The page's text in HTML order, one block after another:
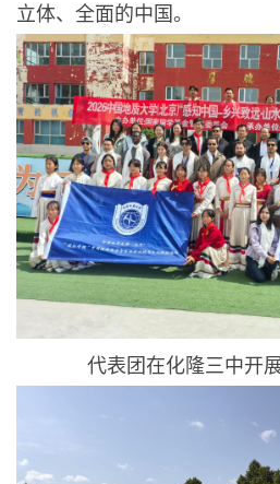
立体、全面的中国。
代表团在化隆三中开